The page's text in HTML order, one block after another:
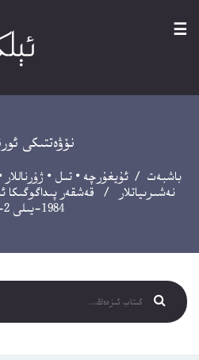
☰
نۆۋەتتىكى
باشبەت / ئۇيغۇرچە • تىل • ژۇرناللار
نەشىرىياتلار
/ قەشقەر پىداگوگىكا
1984-يىلى 2-سان